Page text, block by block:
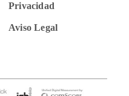
Privacidad
Aviso Legal